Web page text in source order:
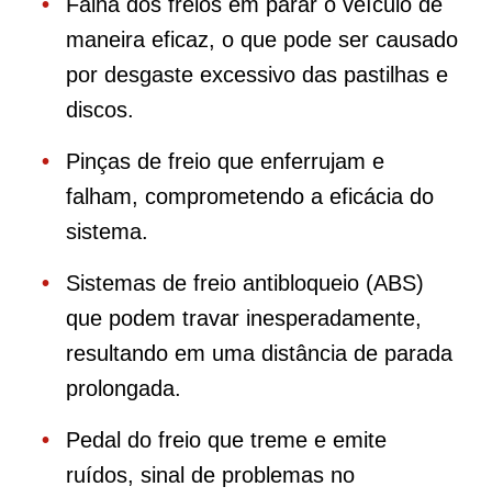
maneira eficaz, o que pode ser causado
por desgaste excessivo das pastilhas e
discos.
Pinças de freio que enferrujam e
falham, comprometendo a eficácia do
sistema.
Sistemas de freio antibloqueio (ABS)
que podem travar inesperadamente,
resultando em uma distância de parada
prolongada.
Pedal do freio que treme e emite
ruídos, sinal de problemas no